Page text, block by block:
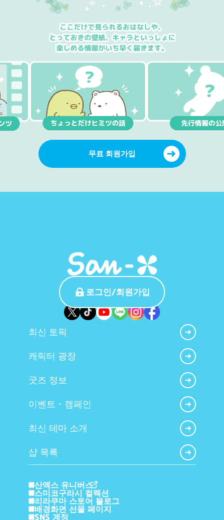
무료 회원가입
로그인/회원가입
최신 토픽
캐릭터 광장
굿즈 정보
이벤트・캠페인
최신 테마 소개
샵 목록
산엑스 유니버스
스미코구라시 컬렉션
리라쿠마 스토어 블로그
배경화면 선물 페이지
SNS 계정